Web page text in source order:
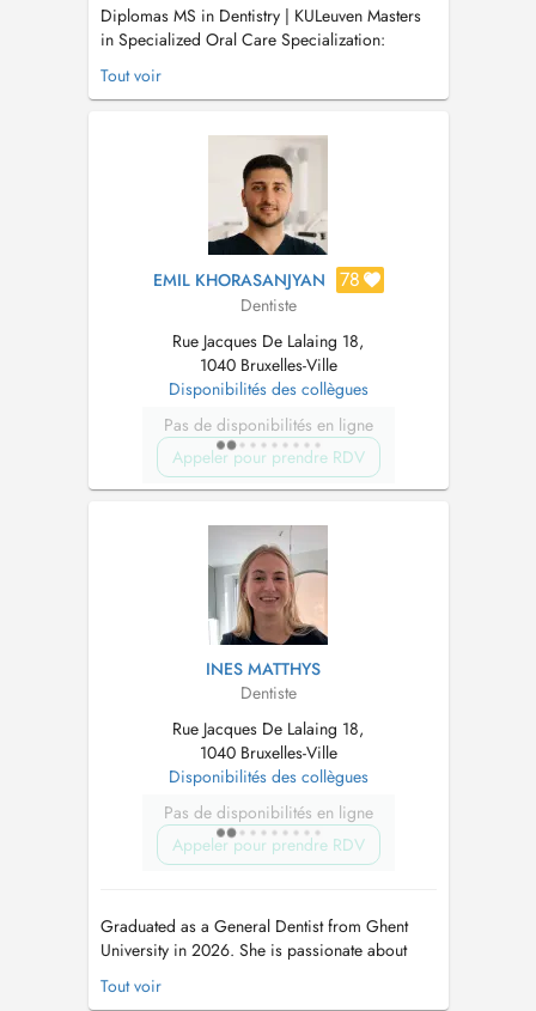
Diplomas MS in Dentistry | KULeuven Masters
in Specialized Oral Care Specialization:
Activities & Publications Professor De Bondt
Thesis: Oral Health and Pregnancy Published
in: Tandheelkundige tij...
Tout voir
EMIL KHORASANJYAN 78
Dentiste
Rue Jacques De Lalaing 18,
1040 Bruxelles-Ville
Disponibilités des collègues
Pas de disponibilités en ligne
Appeler pour prendre RDV
INES MATTHYS
Dentiste
Rue Jacques De Lalaing 18,
1040 Bruxelles-Ville
Disponibilités des collègues
Pas de disponibilités en ligne
Appeler pour prendre RDV
Graduated as a General Dentist from Ghent
University in 2026. She is passionate about
patient feel comfortable and well-informed
Tout voir